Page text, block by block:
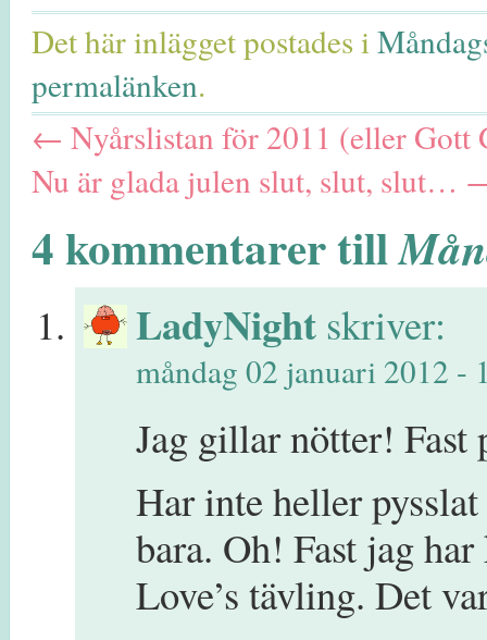
Det här inlägget postades i
permalänken.
← Nyårslistan för 2011 (eller Gott
Nu är glada julen slut, slut, slut…
4 kommentarer till
LadyNight skriver:
måndag 02 januari 2012 -
Jag gillar nötter! Fast
Har inte heller
bara. Oh! Fast jag
Love’s tävling. Det